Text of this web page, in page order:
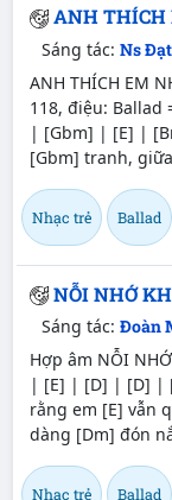
ANH THÍCH
Sáng tác: Ns
ANH THÍCH EM
118, điệu: Ballad
| [Gbm] | [E] |
[Gbm] tranh,
Nhạc trẻ Ballad
NỖI NHỚ
Sáng tác: Đoàn
Hợp âm NỖI
| [E] | [D] | [D] |
rằng em [E] vẫn
dàng [Dm] đón
Nhạc trẻ Ballad